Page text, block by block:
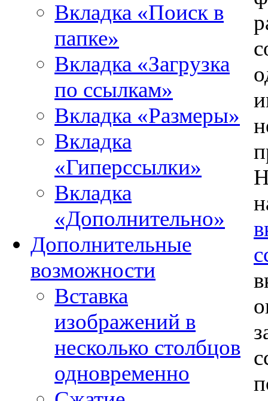
Вкладка «Поиск в
папке»
Вкладка «Загрузка
по ссылкам»
Вкладка «Размеры»
Вкладка
«Гиперссылки»
Вкладка
«Дополнительно»
Дополнительные
возможности
Вставка
изображений в
несколько столбцов
одновременно